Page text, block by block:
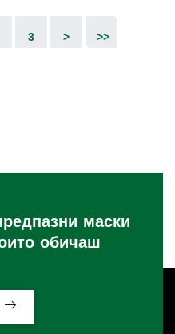
3 > >>
маски
обичаш